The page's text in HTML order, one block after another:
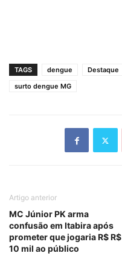
TAGS dengue Destaque
surto dengue MG
Artigo anterior
MC Júnior PK arma
confusão em Itabira após
prometer que jogaria R$ R$
10 mil ao público